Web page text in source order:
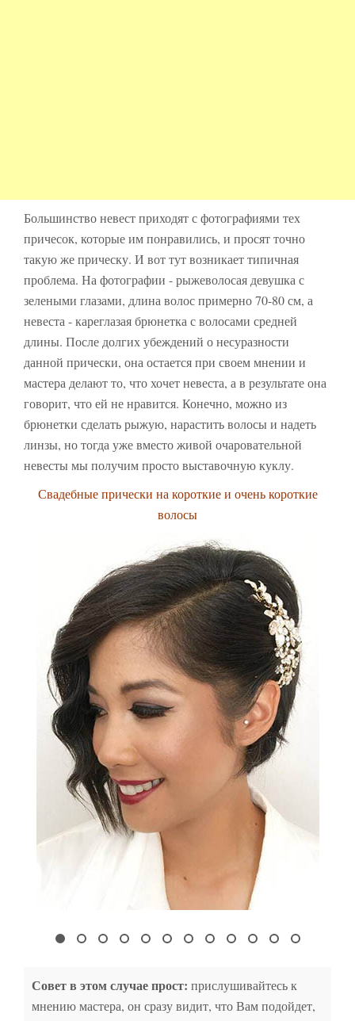
Большинство невест приходят с фотографиями тех
причесок, которые им понравились, и просят точно
такую же прическу. И вот тут возникает типичная
проблема. На фотографии - рыжеволосая девушка с
зелеными глазами, длина волос примерно 70-80 см, а
невеста - кареглазая брюнетка с волосами средней
длины. После долгих убеждений о несуразности
данной прически, она остается при своем мнении и
мастера делают то, что хочет невеста, а в результате она
говорит, что ей не нравится. Конечно, можно из
брюнетки сделать рыжую, нарастить волосы и надеть
линзы, но тогда уже вместо живой очаровательной
невесты мы получим просто выставочную куклу.
Свадебные прически на короткие и очень короткие
волосы
Совет в этом случае прост: прислушивайтесь к
мнению мастера, он сразу видит, что Вам подойдет,